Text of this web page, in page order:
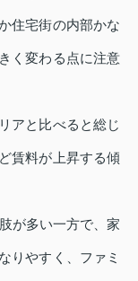
住宅街の内部かな
く変わる点に注意
アと比べると総じ
賃料が上昇する傾
が多い一方で、家
りやすく、ファミ